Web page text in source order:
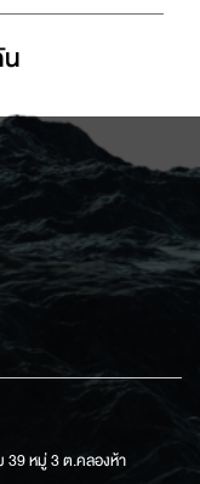
39 หมู่ 3 ต.คลองห้า